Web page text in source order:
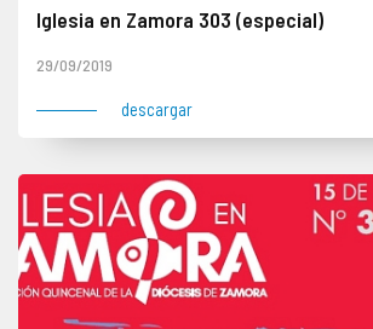
Iglesia en Zamora 303 (especial)
29/09/2019
descargar